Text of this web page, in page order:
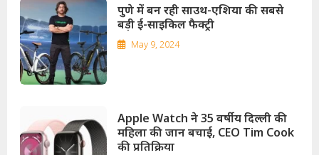
पुणे में बन रही साउथ-एशिया की सबसे
बड़ी ई-साइकिल फैक्ट्री
May 9, 2024
Apple Watch ने 35 वर्षीय दिल्ली की
महिला की जान बचाई, CEO Tim Cook
की प्रतिक्रिया